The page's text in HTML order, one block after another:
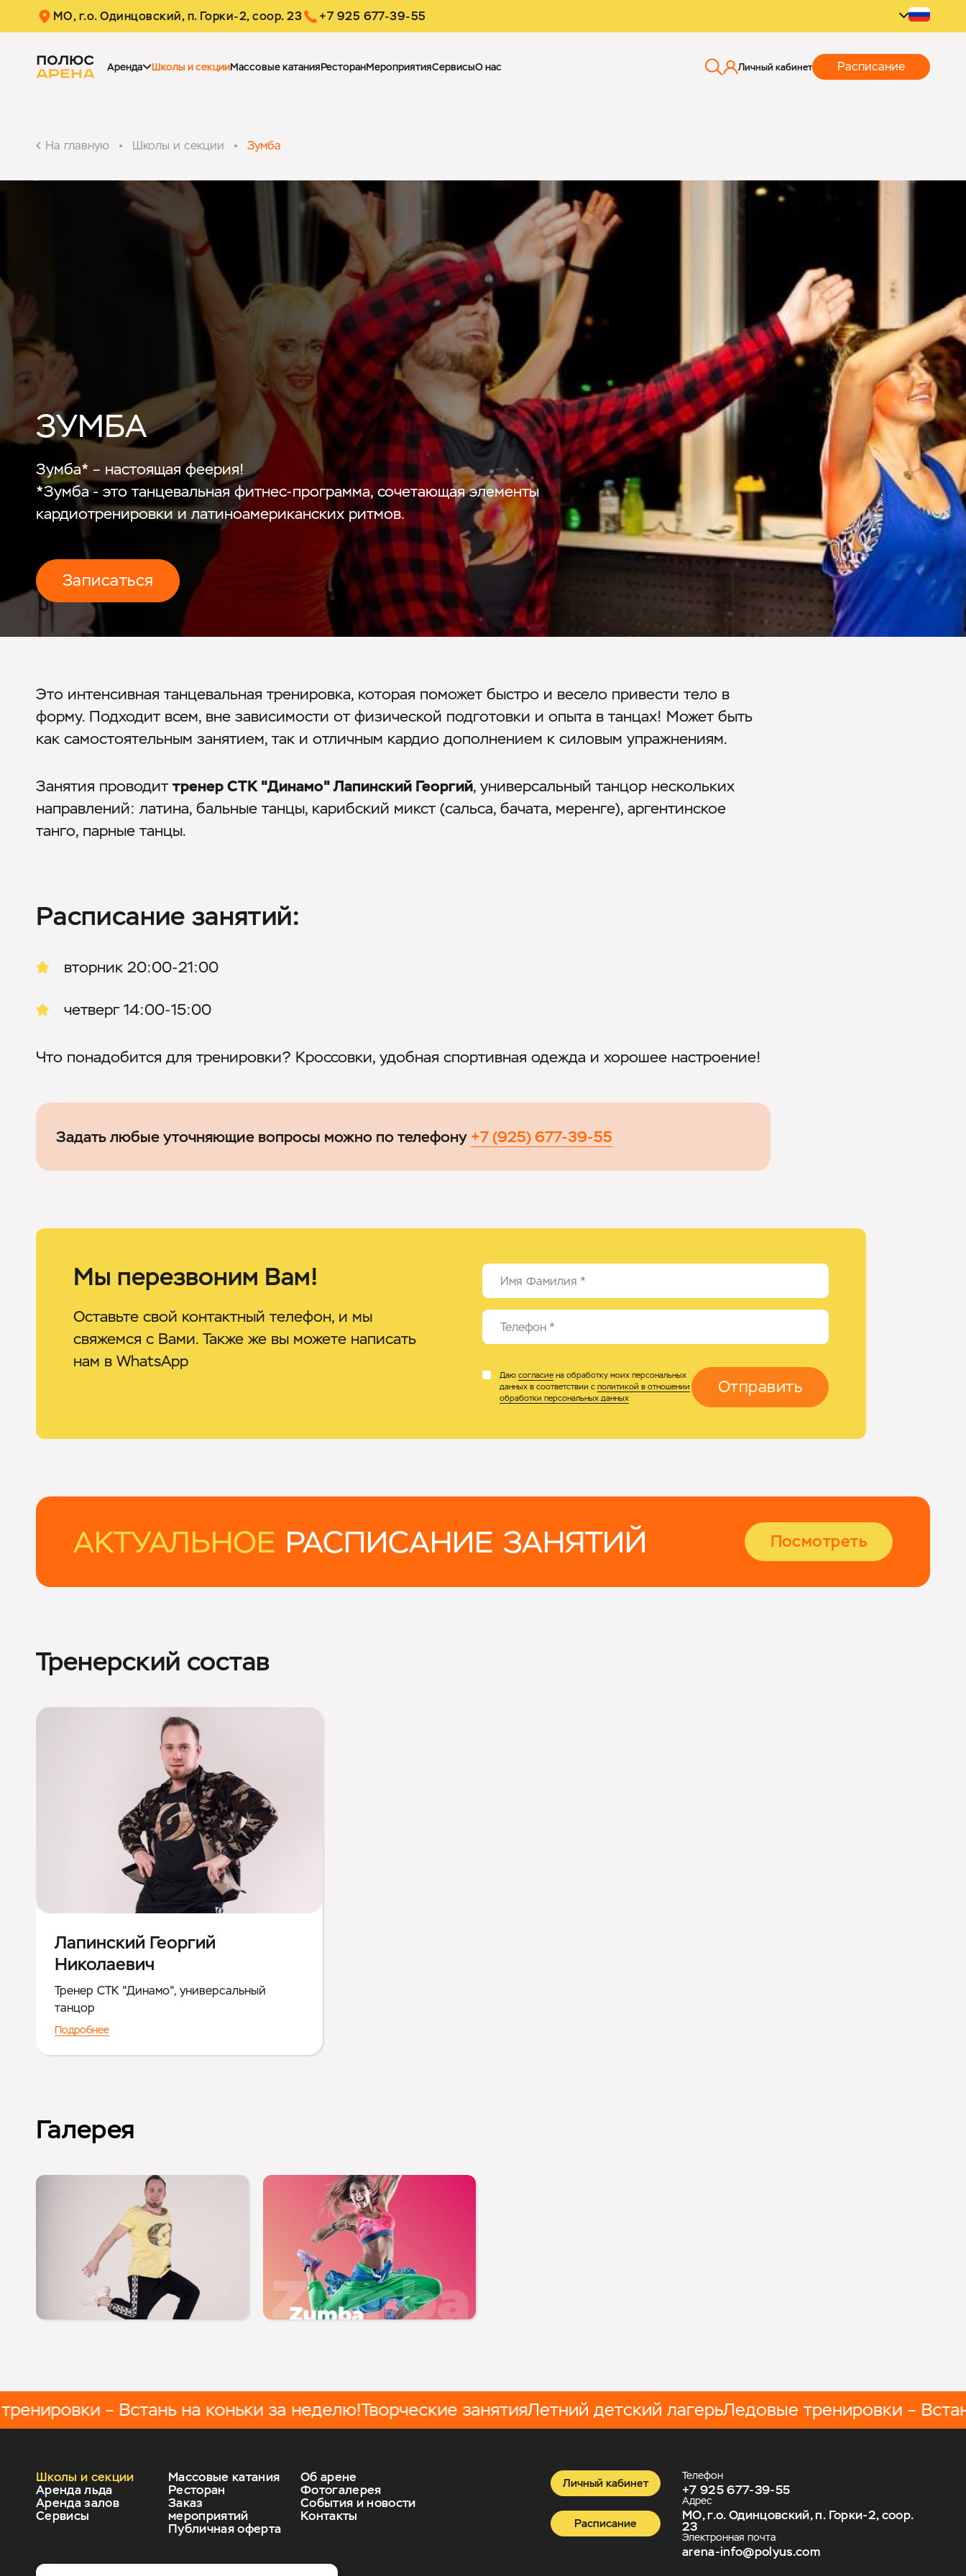
МО, г.о. Одинцовский,п. Горки-2, соор. 23 +7 925 677-39-55
Аренда Школы и секцииМассовые катанияРесторанМероприятияСервисыО нас Расписание
Личный кабинет
На главную Школы и секции Зумба
ЗУМБА
Зумба* – настоящая феерия!
*Зумба - это танцевальная фитнес-программа, сочетающая элементы
кардиотренировки и латиноамериканских ритмов.
Записаться
Это интенсивная танцевальная тренировка, которая поможет быстро и весело привести тело в
форму. Подходит всем, вне зависимости от физической подготовки и опыта в танцах! Может быть
как самостоятельным занятием, так и отличным кардио дополнением к силовым упражнениям.
Занятия проводиттренер СТК "Динамо" Лапинский Георгий, универсальный танцор нескольких
направлений: латина, бальные танцы, карибский микст (сальса, бачата, меренге), аргентинское
танго, парные танцы.
Расписание занятий:
вторник 20:00-21:00
четверг 14:00-15:00
Что понадобится для тренировки? Кроссовки, удобная спортивная одежда и хорошее настроение!
Задать любые уточняющие вопросы можно по телефону +7 (925) 677-39-55
Мы перезвоним Вам!
Оставьте свой контактный телефон, и мы
свяжемся с Вами. Также же вы можете написать
нам в WhatsApp
Имя Фамилия *
Телефон *
Даю согласие на обработку моих персональных
данных в соответствии с политикой в отношении
обработки персональных данных
Отправить
АКТУАЛЬНОЕ РАСПИСАНИЕ ЗАНЯТИЙ Посмотреть
Тренерский состав
Лапинский Георгий
Николаевич
Тренер СТК "Динамо", универсальный
танцор
Подробнее
Галерея
– Встань на коньки за неделю!Творческие занятияЛетний детский лагерьЛедовые тренировки – Встань
Личный кабинет
Расписание
Телефон
+7 925 677-39-55
Адрес
МО, г.о. Одинцовский, п. Горки-2, соор.
23
Электронная почта
arena-info@polyus.com
Школы и секции
Аренда льда
Аренда залов
Сервисы
Массовые катания
Ресторан
Заказ
мероприятий
Публичная оферта
Об арене
Фотогалерея
События и новости
Контакты